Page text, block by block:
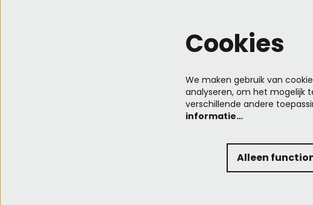
Cookies
We maken gebruik van
analyseren, om het mogelijk
verschillende andere
informatie…
Alleen